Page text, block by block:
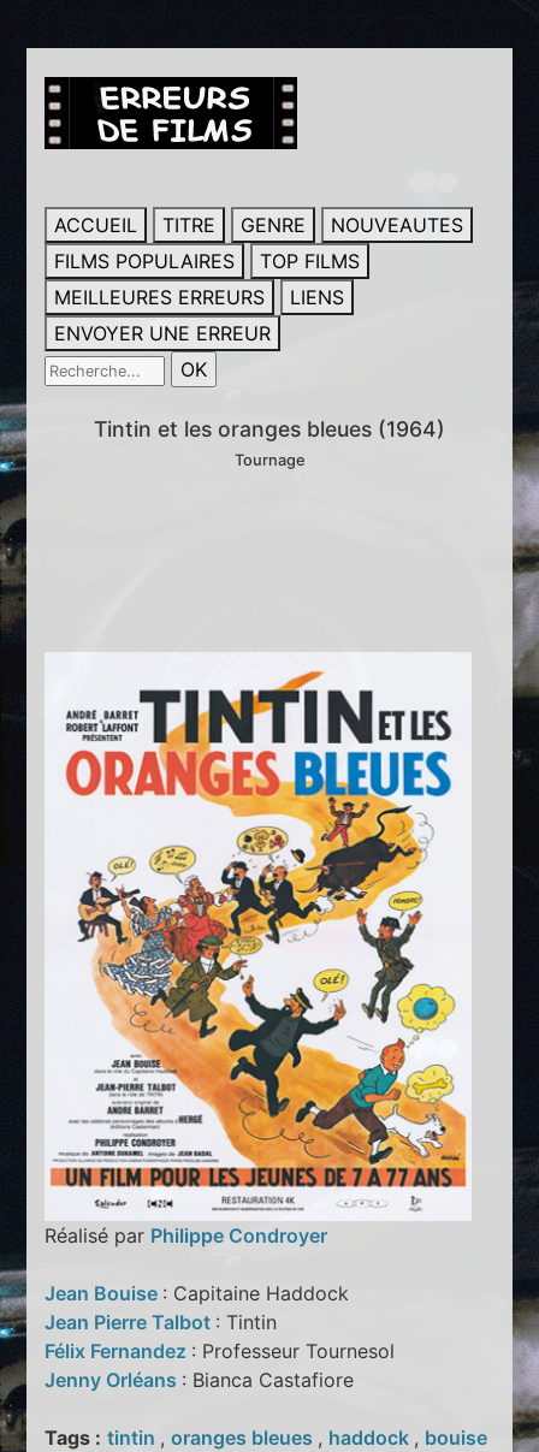
ACCUEIL TITRE GENRE
NOUVEAUTES
FILMS POPULAIRES
TOP FILMS
MEILLEURES ERREURS
LIENS
ENVOYER UNE ERREUR
Tintin et les oranges bleues (1964)
Tournage
Réalisé par Philippe Condroyer
Jean Bouise : Capitaine Haddock
Jean Pierre Talbot : Tintin
Félix Fernandez : Professeur Tournesol
Jenny Orléans : Bianca Castafiore
Tags : tintin ,oranges bleues , haddock , bouise